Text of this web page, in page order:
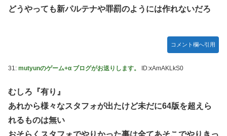
どうやっても新パルテナや罪罰のようには作れないだろ
コメント欄へ引用
31: mutyunのゲーム+α ブログがお送りします。 ID:xAmAKLkS0
むしろ『有り』
あれから様々なスタフォが出たけど未だに64版を超えら
れるものは無い
おそらくスタフォでやりかった事は全てあそこでやりきっ